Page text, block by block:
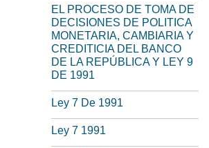
EL PROCESO DE TOMA DE
DECISIONES DE POLITICA
MONETARIA, CAMBIARIA Y
CREDITICIA DEL BANCO
DE LA REPÚBLICA Y LEY 9
DE 1991
Ley 7 De 1991
Ley 7 1991